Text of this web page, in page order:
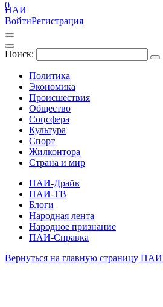
ПАИ
ВойтиРегистрация
Поиск:
Политика
Экономика
Происшествия
Общество
Соцсфера
Культура
Спорт
Жилконтора
Страна и мир
ПАИ-Драйв
ПАИ-ТВ
Блоги
Народная лента
Народное признание
ПАИ-Справка
0
Вернуться на главную страницу ПАИ